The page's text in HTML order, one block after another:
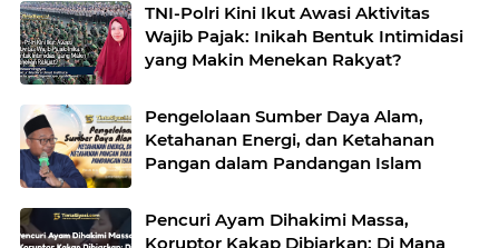
TNI-Polri Kini Ikut Awasi Aktivitas
Wajib Pajak: Inikah Bentuk Intimidasi
yang Makin Menekan Rakyat?
Pengelolaan Sumber Daya Alam,
Ketahanan Energi, dan Ketahanan
Pangan dalam Pandangan Islam
Pencuri Ayam Dihakimi Massa,
Koruptor Kakap Dibiarkan: Di Mana